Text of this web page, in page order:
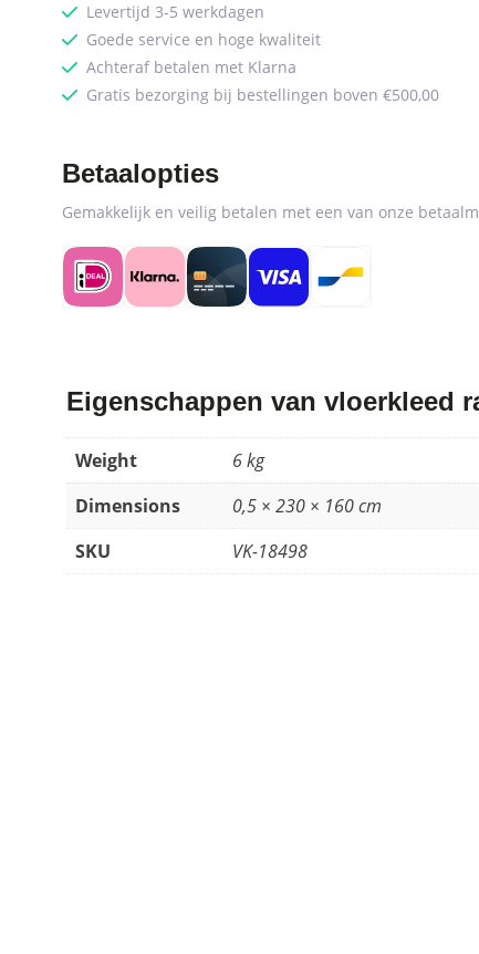
Levertijd 3-5 werkdagen
Goede service en hoge kwaliteit
Achteraf betalen met Klarna
Gratis bezorging bij bestellingen boven €500,00
Betaalopties
Gemakkelijk en veilig betalen met een van onze
Eigenschappen van vloerkleed
Weight
6 kg
Dimensions
0,5 × 230 × 160 cm
SKU
VK-18498